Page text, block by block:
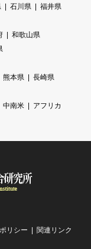
石川県
福井県
和歌山県
熊本県
長崎県
中南米
アフリカ
リシー 関連リンク